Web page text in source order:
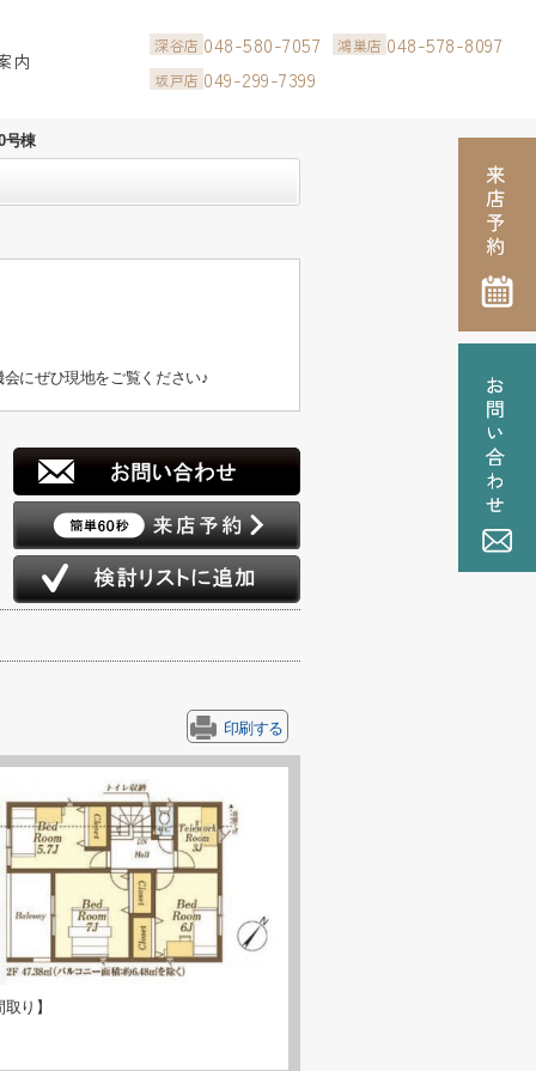
内
深谷店 048-580-7057 鴻巣店 048-578-8097
坂戸店 049-299-7399
棟
にぜひ現地をご覧ください♪
印刷する
り】